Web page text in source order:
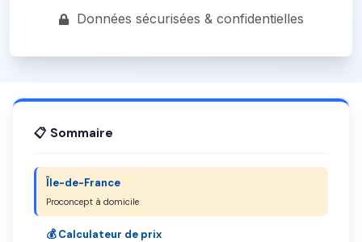
Données sécurisées & confidentielles
📋 Sommaire
Île-de-France
Proconcept à domicile
💰 Calculateur de prix